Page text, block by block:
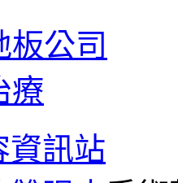
板公司
療
資訊站